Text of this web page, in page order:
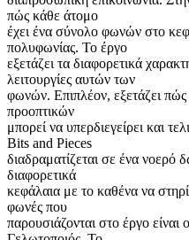
πώς κάθε άτομο
έχει ένα σύνολο φωνών στο
πολυφωνίας. Το έργο
εξετάζει τα διαφορετικά
λειτουργίες αυτών των
φωνών. Επιπλέον, εξετάζει
προοπτικών
μπορεί να υπερδιεγείρει και
Bits and Pieces
διαδραματίζεται σε ένα νοερό
διαφορετικά
κεφάλαια με το καθένα να
φωνές που
παρουσιάζονται στο έργο είναι